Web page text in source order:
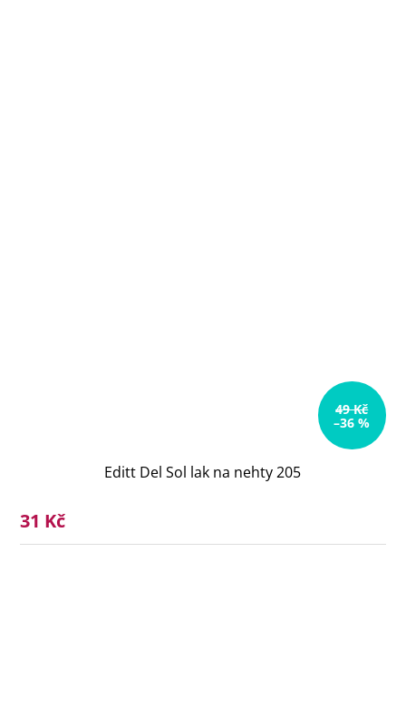
49 Kč
–36 %
Editt Del Sol lak na nehty 205
31 Kč